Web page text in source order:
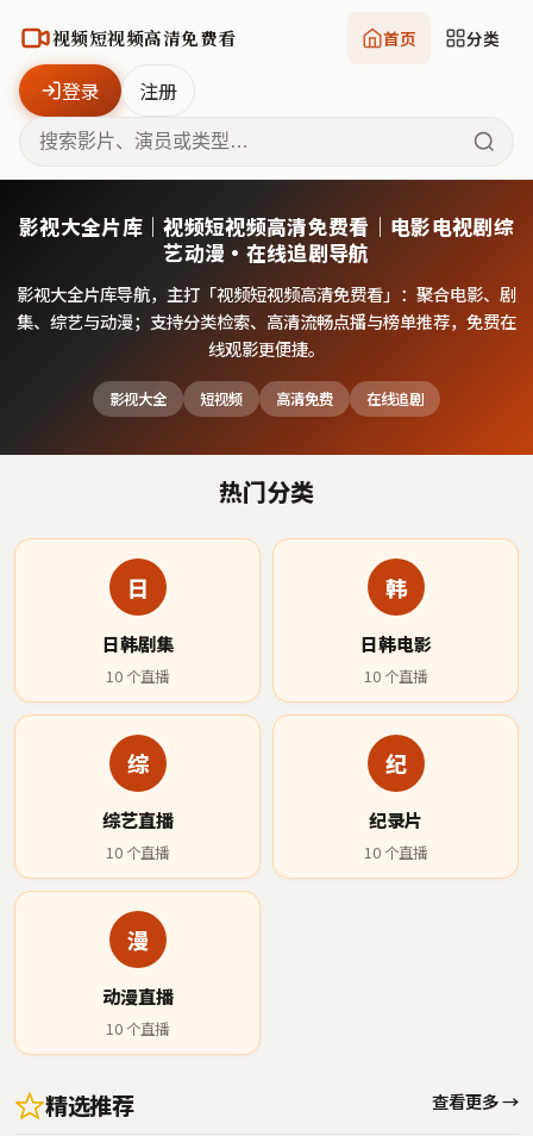
视频短视频高清免费看 首页 分类
登录 注册
影视大全片库｜视频短视频高清免费看｜电影电视剧综
艺动漫·在线追剧导航
影视大全片库导航，主打「视频短视频高清免费看」：聚合电影、剧
集、综艺与动漫；支持分类检索、高清流畅点播与榜单推荐，免费在
线观影更便捷。
影视大全 短视频 高清免费 在线追剧
热门分类
日
日韩剧集
10 个直播
韩
日韩电影
10 个直播
综
综艺直播
10 个直播
纪
纪录片
10 个直播
漫
动漫直播
10 个直播
精选推荐 查看更多 →